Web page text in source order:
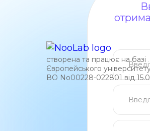
створена та працює на базі
Європейського
ВО No00228-022801 від